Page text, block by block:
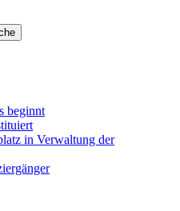
beginnt
in Verwaltung der